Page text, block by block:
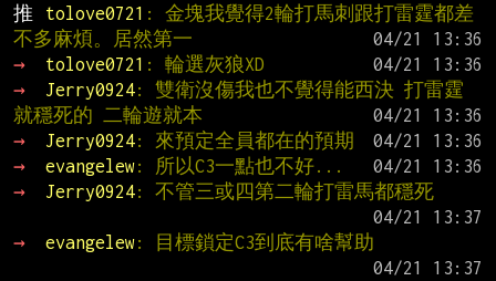
推
tolove0721 : 金塊我覺得2輪打馬刺跟打雷霆都差
不多麻煩。居然第一
→
tolove0721 : 輪選灰狼XD
→
Jerry0924: 雙衛沒傷我也不覺得能西決 打雷霆
就穩死的 二輪遊就本
→
Jerry0924: 來預定全員都在的預期
→
evangelew: 所以C3一點也不好...
→
Jerry0924: 不管三或四第二輪打雷馬都穩死
→
evangelew: 目標鎖定C3到底有啥幫助